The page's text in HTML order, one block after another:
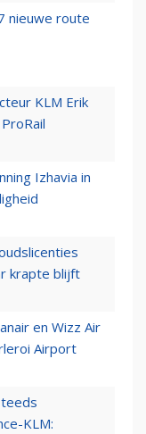
nieuwe route
KLM Erik
Izhavia in
krapte blijft
en Wizz Air
Airport
KLM: